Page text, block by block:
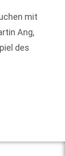
mit
Ang,
des